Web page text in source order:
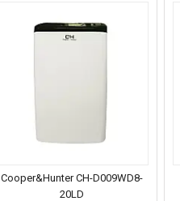
Cooper&Hunter CH-D009WD8-
20LD